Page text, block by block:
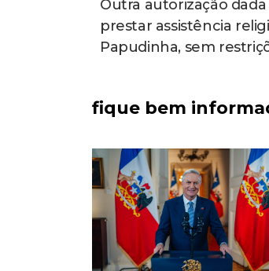
Outra autorização
prestar assistência
Papudinha, sem
fique bem